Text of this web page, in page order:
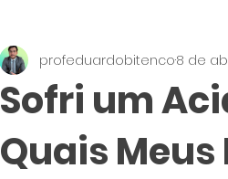
Sofri um
Quais
profeduardobitenco8 de